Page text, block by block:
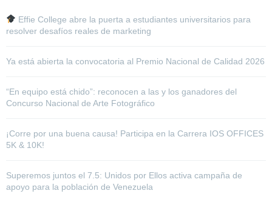
Effie College abre la puerta a estudiantes universitarios para
resolver desafíos reales de marketing
Ya está abierta la convocatoria al Premio Nacional de Calidad 2026
“En equipo está chido”: reconocen a las y los ganadores del
Concurso Nacional de Arte Fotográfico
¡Corre por una buena causa! Participa en la Carrera IOS OFFICES
5K & 10K!
Superemos juntos el 7.5: Unidos por Ellos activa campaña de
apoyo para la población de Venezuela